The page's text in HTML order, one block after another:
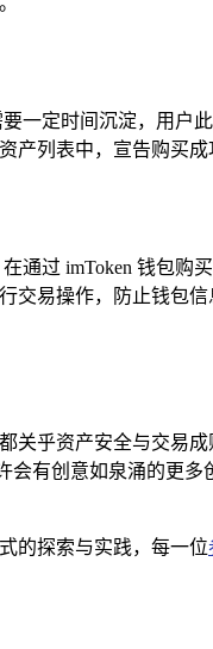
一定时间沉淀，用户
产列表中，宣告购买成
过 imToken 钱包购
易操作，防止钱包
关乎资产安全与交易
有创意如泉涌的更
的探索与实践，每一位